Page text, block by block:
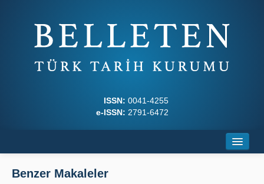
ISSN: 0041-4255
e-ISSN: 2791-6472
Benzer Makaleler